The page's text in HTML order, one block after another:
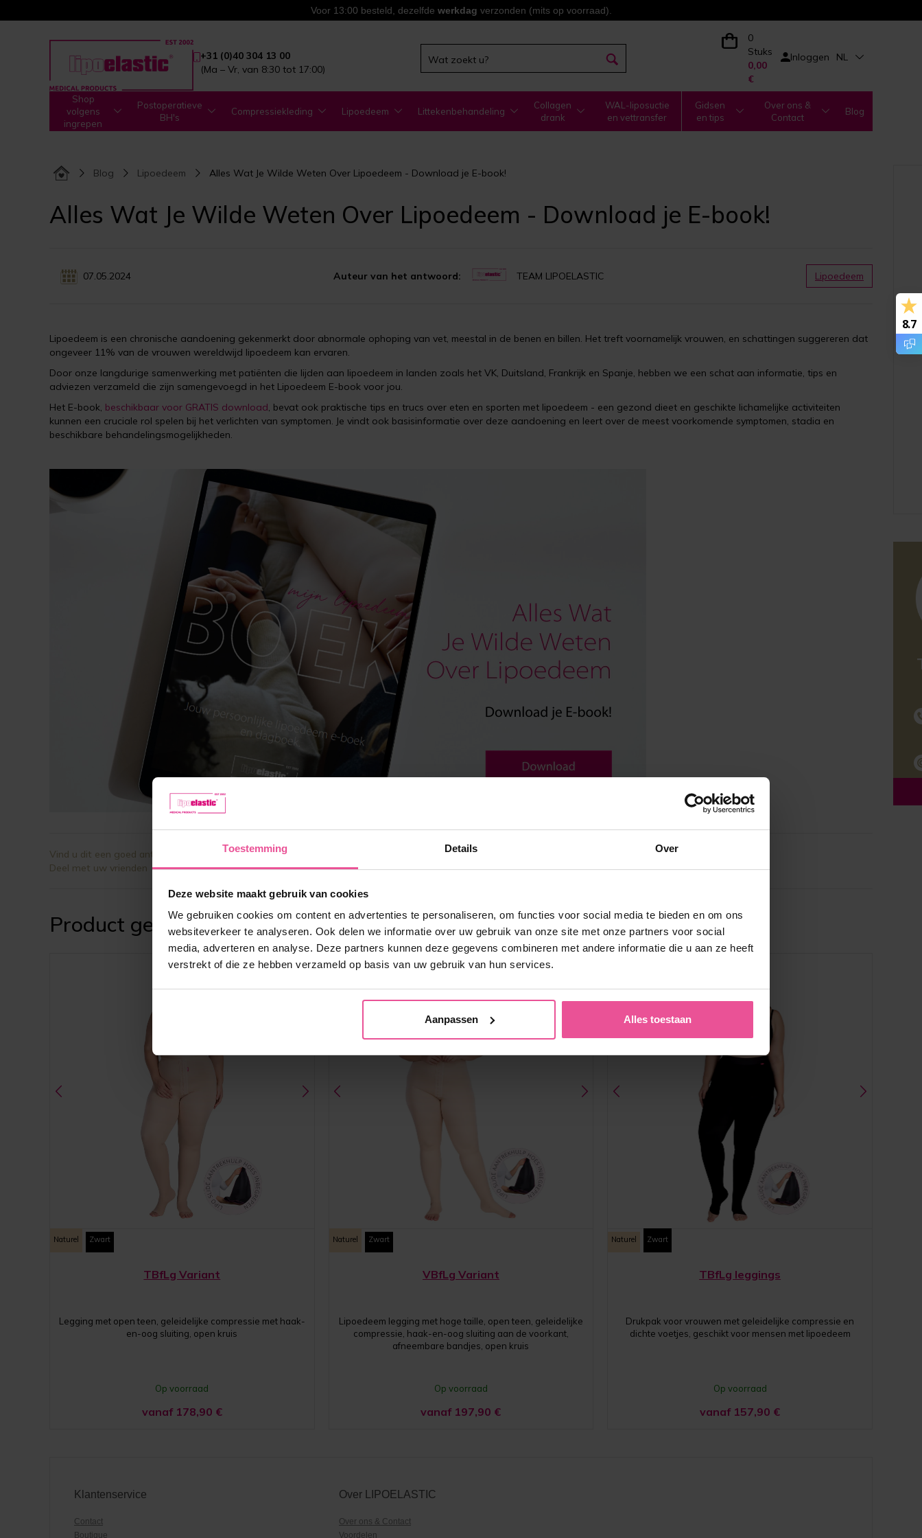
Toestemming Details Over
Deze website maakt gebruik van cookies
We gebruiken cookies om content en advertenties te personaliseren, om functies voor social media te bieden en om ons
websiteverkeer te analyseren. Ook delen we informatie over uw gebruik van onze site met onze partners voor social
media, adverteren en analyse. Deze partners kunnen deze gegevens combineren met andere informatie die u aan ze heeft
verstrekt of die ze hebben verzameld op basis van uw gebruik van hun services.
Aanpassen Alles toestaan
Voor 13:00 besteld, dezelfde werkdag verzonden (mits op voorraad).
+31 (0)40 304 13 00
(Ma – Vr, van 8:30 tot 17:00)
0
Stuks
0,00
€
Inloggen NL
Shop
volgens
ingrepen
Postoperatieve
BH's
Compressiekleding Lipoedeem Littekenbehandeling
Collagen
drank
WAL-liposuctie
en vettransfer
Gidsen
en tips
Over ons &
Contact
Blog
Blog Lipoedeem Alles Wat Je Wilde Weten Over Lipoedeem - Download je E-book!
Alles Wat Je Wilde Weten Over Lipoedeem - Download je E-book!
07.05.2024 Auteur van het antwoord: TEAM LIPOELASTIC Lipoedeem
Lipoedeem is een chronische aandoening gekenmerkt door abnormale ophoping van vet, meestal in de benen en billen. Het treft voornamelijk vrouwen, en schattingen suggereren dat
ongeveer 11% van de vrouwen wereldwijd lipoedeem kan ervaren.
Door onze langdurige samenwerking met patiënten die lijden aan lipoedeem in landen zoals het VK, Duitsland, Frankrijk en Spanje, hebben we een schat aan informatie, tips en
adviezen verzameld die zijn samengevoegd in het Lipoedeem E-book voor jou.
Het E-book, beschikbaar voor GRATIS download, bevat ook praktische tips en trucs over eten en sporten met lipoedeem - een gezond dieet en geschikte lichamelijke activiteiten
kunnen een cruciale rol spelen bij het verlichten van symptomen. Je vindt ook basisinformatie over deze aandoening en leert over de meest voorkomende symptomen, stadia en
beschikbare behandelingsmogelijkheden.
Vind u dit een goed antwoord?
Deel met uw vrienden
Product genoteerd in antwoord:
Naturel Zwart
TBfLg Variant
Legging met open teen, geleidelijke compressie met haak-
en-oog sluiting, open kruis
Op voorraad
vanaf 178,90 €
Naturel Zwart
VBfLg Variant
Lipoedeem legging met hoge taille, open teen, geleidelijke
compressie, haak-en-oog sluiting aan de voorkant,
afneembare bandjes, open kruis
Op voorraad
vanaf 197,90 €
Naturel Zwart
TBfLg leggings
Drukpak voor vrouwen met geleidelijke compressie en
dichte voetjes, geschikt voor mensen met lipoedeem
Op voorraad
vanaf 157,90 €
Klantenservice
Contact
Boutique
Over LIPOELASTIC
Over ons & Contact
Voordelen
8.7